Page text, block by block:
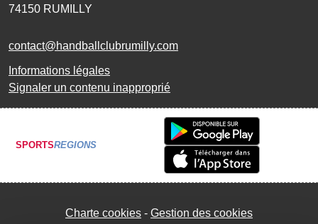
74150 RUMILLY
contact@handballclubrumilly.com
Informations légales
Signaler un contenu inapproprié
SPORTSREGIONS
Charte cookies Gestion des cookies